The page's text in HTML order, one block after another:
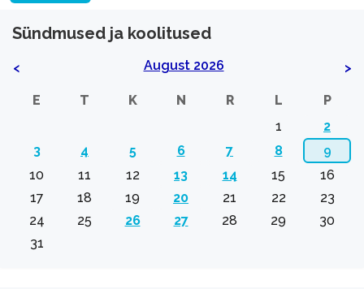
Sündmused ja koolitused
< August 2026 >
E T K N R L
P
1
2
3
4 5 6 7 8
9
10
11 12 13 14 15
16
17
18 19 20 21 22
23
24
25 26 27 28 29
30
31